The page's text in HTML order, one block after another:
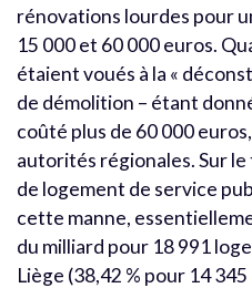
rénovations lourdes pour
15 000 et 60 000 euros.
étaient voués à la «
de démolition – étant
coûté plus de 60 000
autorités régionales. Sur
de logement de service
cette manne,
du milliard pour 18 991
Liège (38,42 % pour 14